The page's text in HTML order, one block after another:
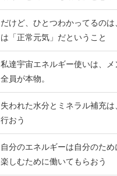
だけど、ひとつわかってるの
は「正常元気」だということ
私達宇宙エネルギー使いは、メ
全員が本物。
失われた水分とミネラル補充
行おう
自分のエネルギーは自分のため
楽しむために働いてもらおう